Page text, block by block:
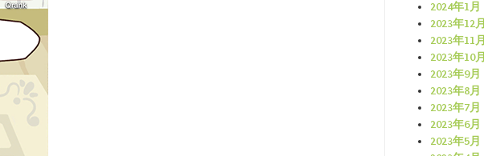
2024年1月
2023年12月
2023年11月
2023年10月
2023年9月
2023年8月
2023年7月
2023年6月
2023年5月